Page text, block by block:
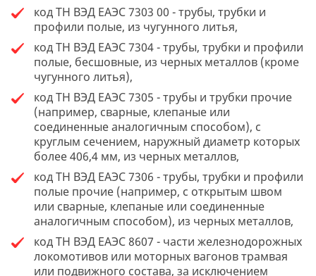
код ТН ВЭД ЕАЭС 7303 00 - трубы, трубки и
профили полые, из чугунного литья,
код ТН ВЭД ЕАЭС 7304 - трубы, трубки и профили
полые, бесшовные, из черных металлов (кроме
чугунного литья),
код ТН ВЭД ЕАЭС 7305 - трубы и трубки прочие
(например, сварные, клепаные или
соединенные аналогичным способом), с
круглым сечением, наружный диаметр которых
более 406,4 мм, из черных металлов,
код ТН ВЭД ЕАЭС 7306 - трубы, трубки и профили
полые прочие (например, с открытым швом
или сварные, клепаные или соединенные
аналогичным способом), из черных металлов,
код ТН ВЭД ЕАЭС 8607 - части железнодорожных
локомотивов или моторных вагонов трамвая
или подвижного состава, за исключением